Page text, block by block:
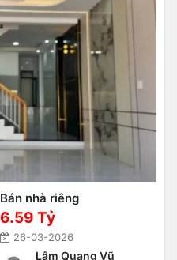
Bán nhà riêng
6.59 Tỷ
26-03-2026
Lâm Quang Vũ